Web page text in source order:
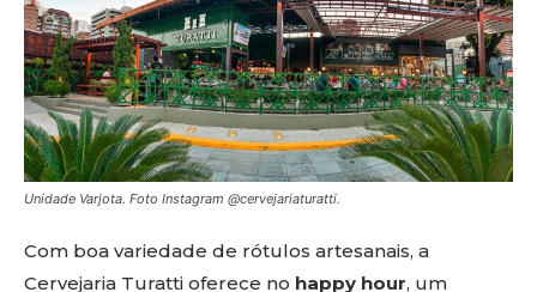
Unidade Varjota. Foto Instagram @cervejariaturatti.
Com boa variedade de rótulos artesanais, a
Cervejaria Turatti oferece no happy hour, um